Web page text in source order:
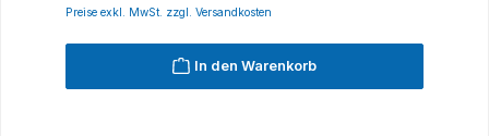
Preise exkl. MwSt. zzgl. Versandkosten
In den Warenkorb